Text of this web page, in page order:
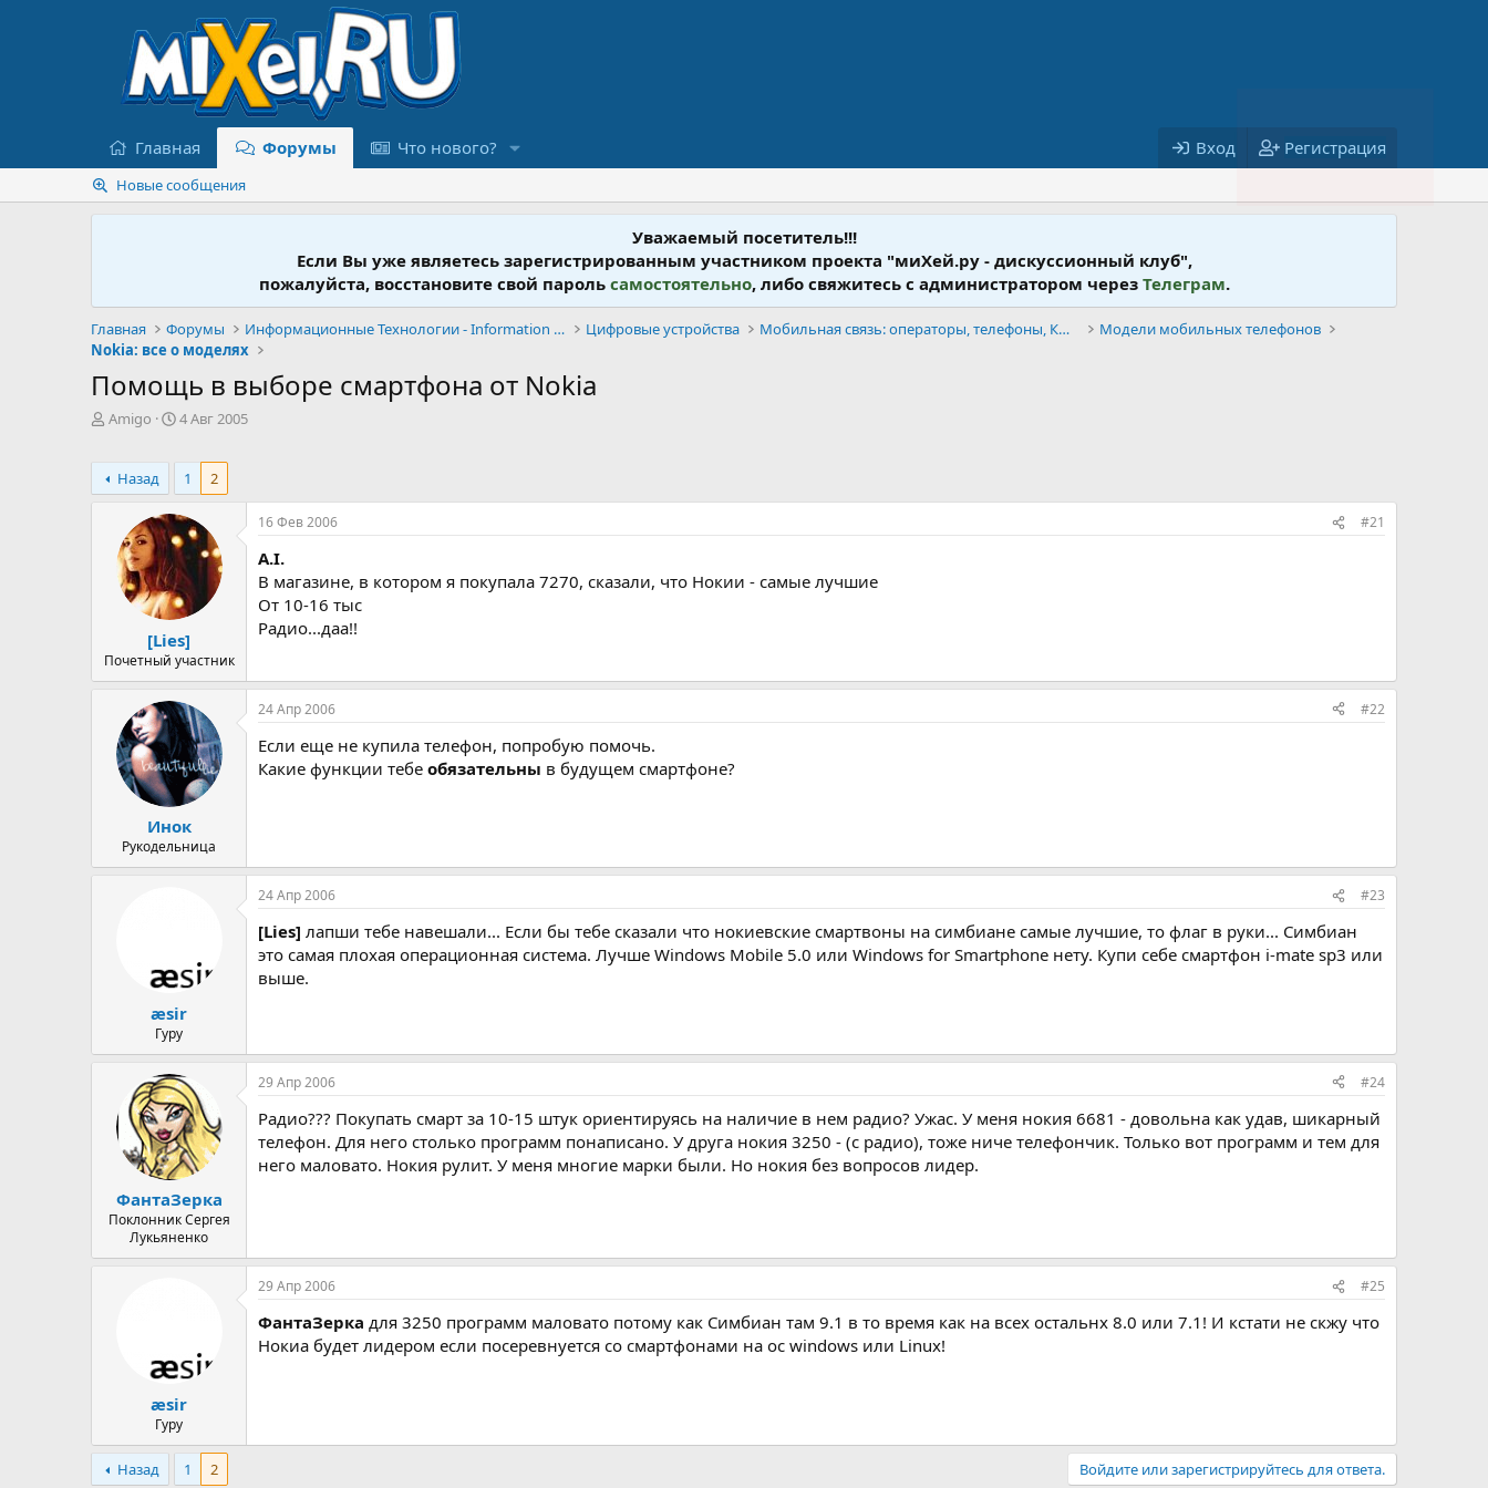
Главная Форумы Что нового? Вход Регистрация
Новые сообщения
Уважаемый посетитель!!!
Если Вы уже являетесь зарегистрированным участником проекта "миХей.ру - дискусcионный клуб",
пожалуйста, восстановите свой пароль самостоятельно, либо свяжитесь с администратором через Телеграм.
Главная Форумы Информационные Технологии - Information Technology Цифровые устройства Мобильная связь: операторы, телефоны, КПК, аксессуары
Модели мобильных телефонов
Nokia: все о моделях
Помощь в выборе смартфона от Nokia
А
о
р
м
ы
Amigo
Д
а
н
а
ч
а
л
а
4 Авг 2005
Назад 1 2
[Lies]
Почетный участник
16 Фев 2006 #21
A.I.
В магазине, в котором я покупала 7270, сказали, что Нокии - самые лучшие
От 10-16 тыс
Радио...даа!!
Инок
Рукодельница
24 Апр 2006 #22
Если еще не купила телефон, попробую помочь.
Какие функции тебе обязательны в будущем смартфоне?
æsir
Гуру
24 Апр 2006 #23
[Lies] лапши тебе навешали... Если бы тебе сказали что нокиевские смартвоны на симбиане самые лучшие, то флаг в руки... Симбиан
это самая плохая операционная система. Лучше Windows Mobile 5.0 или Windows for Smartphone нету. Купи себе смартфон i-mate sp3 или
выше.
ФантаЗерка
Поклонник Сергея
Лукьяненко
29 Апр 2006 #24
Радио??? Покупать смарт за 10-15 штук ориентируясь на наличие в нем радио? Ужас. У меня нокия 6681 - довольна как удав, шикарный
телефон. Для него столько программ понаписано. У друга нокия 3250 - (с радио), тоже ниче телефончик. Только вот программ и тем для
него маловато. Нокия рулит. У меня многие марки были. Но нокия без вопросов лидер.
æsir
Гуру
29 Апр 2006 #25
ФантаЗерка для 3250 программ маловато потому как Симбиан там 9.1 в то время как на всех остальнх 8.0 или 7.1! И кстати не скжу что
Нокиа будет лидером если посеревнуется со смартфонами на ос windows или Linux!
Назад 1 2 Войдите или зарегистрируйтесь для ответа.